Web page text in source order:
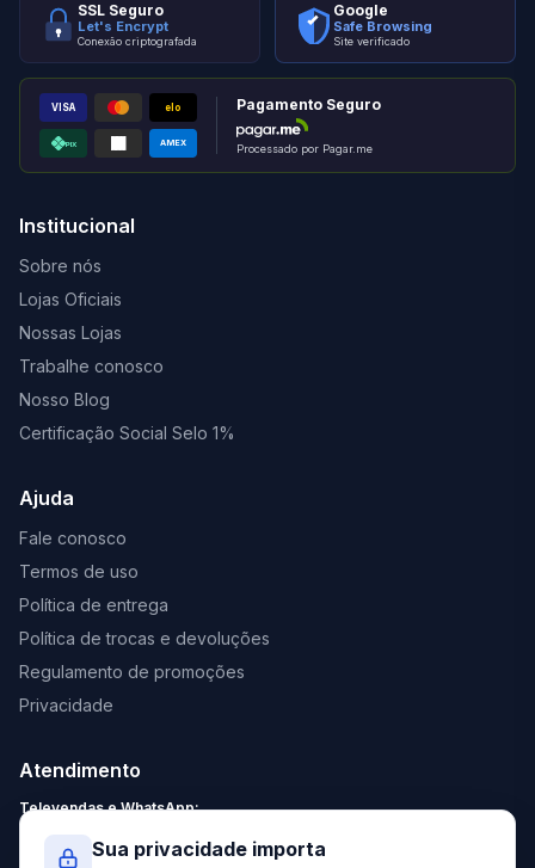
SSL Seguro
Let's Encrypt
Conexão criptografada
Google
Safe Browsing
Site verificado
VISA elo
PIX AMEX
Pagamento Seguro
Processado por Pagar.me
Institucional
Sobre nós
Lojas Oficiais
Nossas Lojas
Trabalhe conosco
Nosso Blog
Certificação Social Selo 1%
Ajuda
Fale conosco
Termos de uso
Política de entrega
Política de trocas e devoluções
Regulamento de promoções
Privacidade
Atendimento
Televendas e WhatsApp:
Sábado: 9:00 - 13:00
Sua privacidade importa